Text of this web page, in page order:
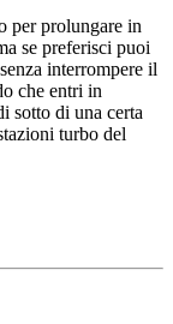
per prolungare in
se preferisci puoi
interrompere il
che entri in
sotto di una certa
turbo del